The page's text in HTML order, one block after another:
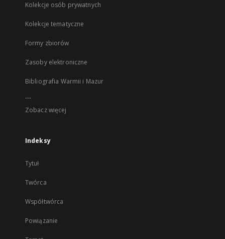
Kolekcje osób prywatnych
Kolekcje tematyczne
Formy zbiorów
Zasoby elektroniczne
Bibliografia Warmii i Mazur
...
Zobacz więcej
Indeksy
Tytuł
Twórca
Współtwórca
Powiązanie